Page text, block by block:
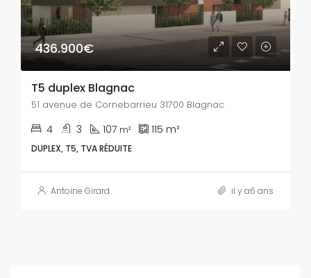
436.900€
T5 duplex Blagnac
51 avenue de Cornebarrieu 31700 Blagnac
4 3 107 m² 115 m²
DUPLEX, T5, TVA RÉDUITE
Antoine Girard il y a6 ans